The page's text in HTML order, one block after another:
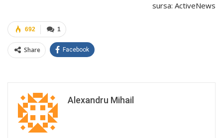
sursa: ActiveNews
1
692
Share Facebook
Alexandru Mihail